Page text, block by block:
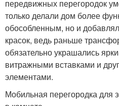
передвижных перегородок
только делали дом более
обособленным, но и
красок, ведь раньше
обязательно украшались
витражными вставками и
элементами.
Мобильная перегородка для